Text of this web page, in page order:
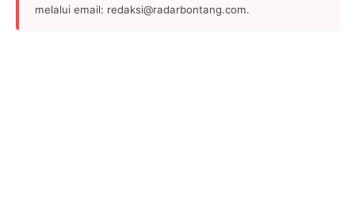
melalui email: redaksi@radarbontang.com.